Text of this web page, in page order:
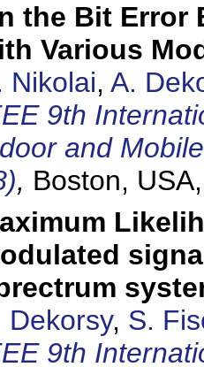
the Bit Error
Various
Nikolai, A.
9th
and
, Boston,
Dekorsy, S.
9th